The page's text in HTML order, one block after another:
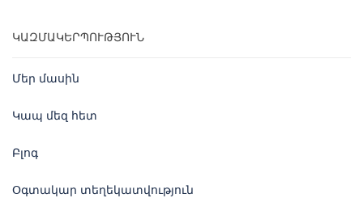
ԿԱԶՄԱԿԵՐՊՈՒԹՅՈՒՆ
Մեր մասին
Կապ մեզ հետ
Բլոգ
Օգտակար տեղեկատվություն